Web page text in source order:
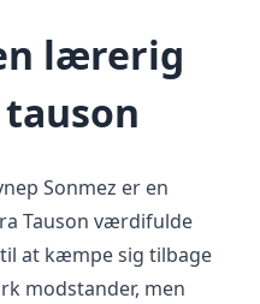
lærerig
Sonmez er en
Tauson værdifulde
at kæmpe sig tilbage
modstander, men